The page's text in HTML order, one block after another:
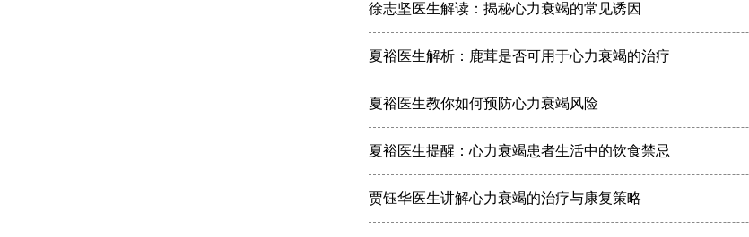
徐志坚医生解读：揭秘心力衰竭的常见诱因
夏裕医生解析：鹿茸是否可用于心力衰竭的治疗
夏裕医生教你如何预防心力衰竭风险
夏裕医生提醒：心力衰竭患者生活中的饮食禁忌
贾钰华医生讲解心力衰竭的治疗与康复策略